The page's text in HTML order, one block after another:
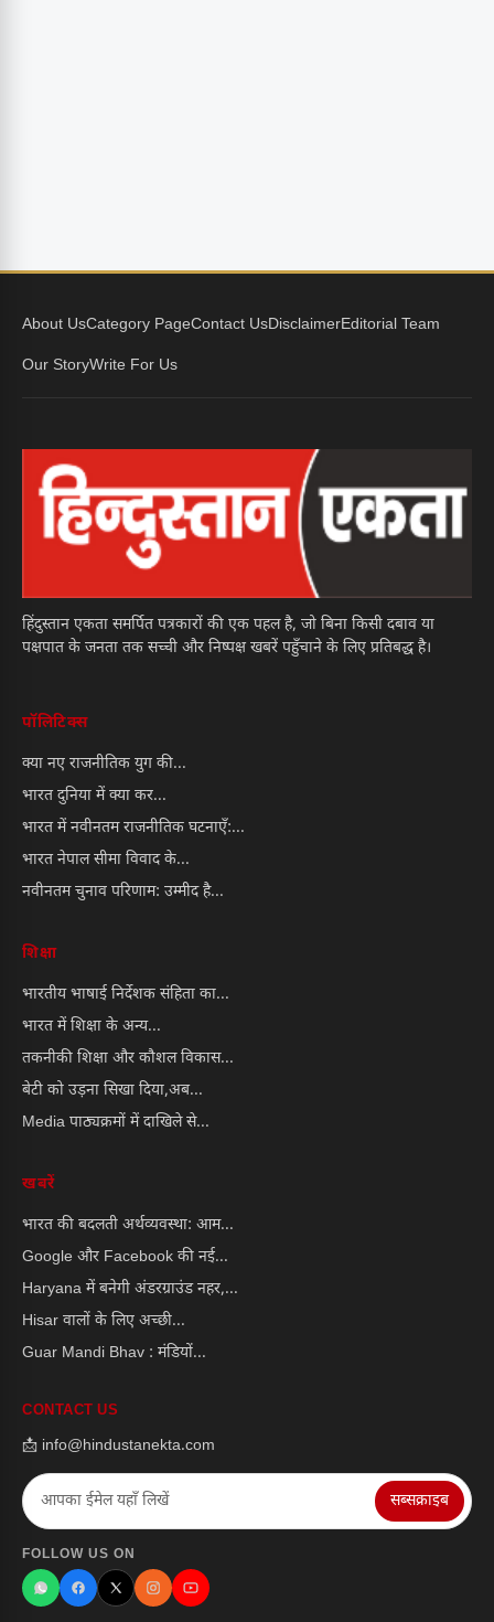
About UsCategory PageContact UsDisclaimerEditorial Team
Our StoryWrite For Us
हिंदुस्तान एकता समर्पित पत्रकारों की एक पहल है, जो बिना किसी दबाव या
पक्षपात के जनता तक सच्ची और निष्पक्ष खबरें पहुँचाने के लिए प्रतिबद्ध है।
पॉलिटिक्स
क्या नए राजनीतिक युग की...
भारत दुनिया में क्या कर...
भारत में नवीनतम राजनीतिक घटनाएँ:...
भारत नेपाल सीमा विवाद के...
नवीनतम चुनाव परिणाम: उम्मीद है...
शिक्षा
भारतीय भाषाई निर्देशक संहिता का...
भारत में शिक्षा के अन्य...
तकनीकी शिक्षा और कौशल विकास...
बेटी को उड़ना सिखा दिया,अब...
Media पाठ्यक्रमों में दाखिले से...
खबरें
भारत की बदलती अर्थव्यवस्था: आम...
Google और Facebook की नई...
Haryana में बनेगी अंडरग्राउंड नहर,...
Hisar वालों के लिए अच्छी...
Guar Mandi Bhav : मंडियों...
CONTACT US
📩 info@hindustanekta.com
सब्सक्राइब
FOLLOW US ON